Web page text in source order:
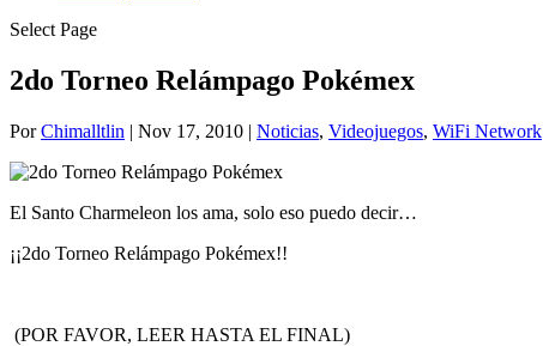
Select Page
2do Torneo Relámpago Pokémex
PorChimalltlin | Nov 17, 2010 | Noticias, Videojuegos, WiFi Network
El Santo Charmeleon los ama, solo eso puedo decir…
¡¡2do Torneo Relámpago Pokémex!!
(POR FAVOR, LEER HASTA EL FINAL)